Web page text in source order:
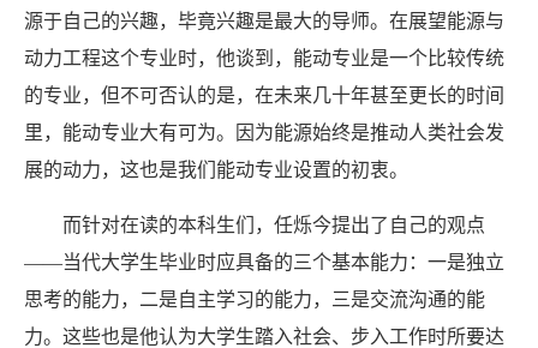
源于自己的兴趣，毕竟兴趣是最大的导师。在展望能源与
动力工程这个专业时，他谈到，能动专业是一个比较传统
的专业，但不可否认的是，在未来几十年甚至更长的时间
里，能动专业大有可为。因为能源始终是推动人类社会发
展的动力，这也是我们能动专业设置的初衷。
而针对在读的本科生们，任烁今提出了自己的观点
——当代大学生毕业时应具备的三个基本能力：一是独立
思考的能力，二是自主学习的能力，三是交流沟通的能
力。这些也是他认为大学生踏入社会、步入工作时所要达